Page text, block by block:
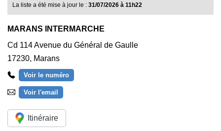
La liste a été mise à jour le : 31/07/2026 à 11h22
MARANS INTERMARCHE
Cd 114 Avenue du Général de Gaulle
17230, Marans
Voir le numéro
Voir l'email
Itinéraire